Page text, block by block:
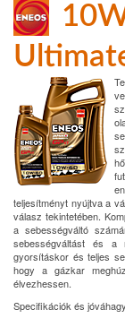
teljesítményt nyújtva a
válasz tekintetében.
a sebességváltó
sebességváltást és a
gyorsításkor és teljes
hogy a gázkar
élvezhessen.
Specifikációk és